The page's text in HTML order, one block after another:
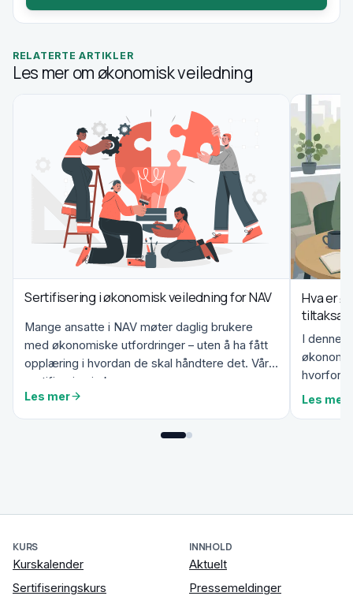
RELATERTE ARTIKLER
Les mer om økonomisk veiledning
Sertifisering i økonomisk veiledning for NAV
Mange ansatte i NAV møter daglig brukere
med økonomiske utfordringer – uten å ha fått
opplæring i hvordan de skal håndtere det. Vår
sertifisering i øk...
Les mer
Hva er
I denne
hvorfor
viktigere.
Les mer
KURS
Kurskalender
Sertifiseringskurs
INNHOLD
Aktuelt
Pressemeldinger